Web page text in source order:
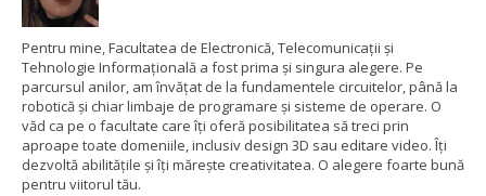
Pentru mine, Facultatea de Electronică, Telecomunicații și
Tehnologie Informațională a fost prima și singura alegere. Pe
parcursul anilor, am învățat de la fundamentele circuitelor, până la
robotică și chiar limbaje de programare și sisteme de operare. O
văd ca pe o facultate care îți oferă posibilitatea să treci prin
aproape toate domeniile, inclusiv design 3D sau editare video. Îți
dezvoltă abilitățile și îți mărește creativitatea. O alegere foarte bună
pentru viitorul tău.